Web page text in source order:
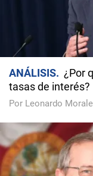
ANÁLISIS
¿Por
tasas de interés?
Por Leonardo